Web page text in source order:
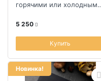
горячими или холодными
5 250
Купить
Новинка!